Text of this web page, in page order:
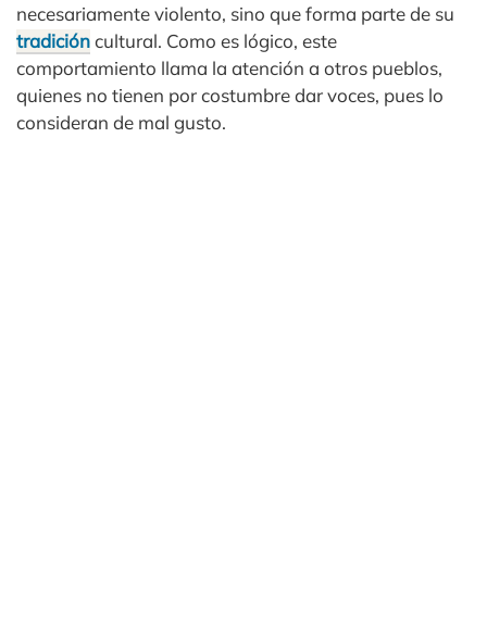
necesariamente violento, sino que forma parte de su
tradicióncultural. Como es lógico, este
comportamiento llama la atención a otros pueblos,
quienes no tienen por costumbre dar voces, pues lo
consideran de mal gusto.